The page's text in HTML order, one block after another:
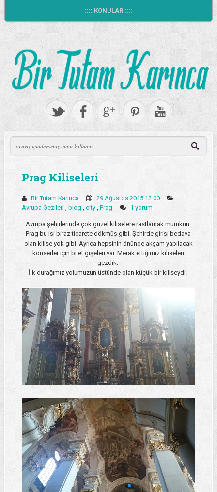
:::: KONULAR ::::
Prag Kiliseleri
Bir Tutam Karınca
29 Ağustos 2015 12:00
Avrupa Gezileri blog city Prag 1 yorum
Avrupa şehirlerinde çok güzel kiliselere rastlamak mümkün.
Prag bu işi biraz ticarete dökmüş gibi. Şehirde girişi bedava
olan kilise yok gibi. Ayrıca hepsinin önünde akşam yapılacak
konserler için bilet gişeleri var. Merak ettiğimiz kiliseleri
gezdik.
İlk durağımız yolumuzun üstünde olan küçük bir kiliseydi.